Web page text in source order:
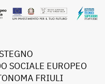
SOCIALE EUROPEO
FRIULI